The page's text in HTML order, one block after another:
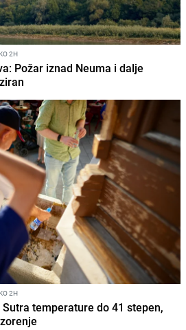
2H
Požar iznad Neuma i dalje
2H
temperature do 41 stepen,